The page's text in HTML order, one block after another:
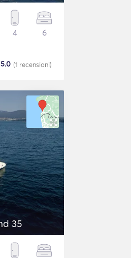
4 6
(1 recensioni)
5.0
35